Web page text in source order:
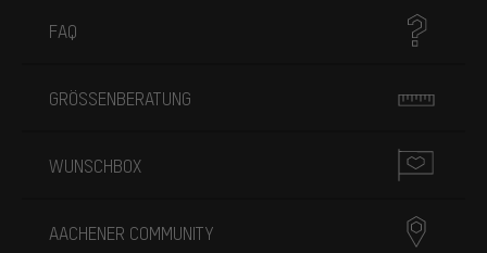
FAQ
GRÖSSENBERATUNG
WUNSCHBOX
AACHENER COMMUNITY